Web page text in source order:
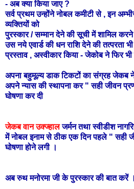
- अब क्या किया जाए ?
सर्व प्रथम उन्होंने नोबल कमीटी से , इन
व्यक्तियों को
पुरस्कार / सम्मान देने की सूची में शामिल करने
उस नये एवार्ड की धन राशि देने की तत्परता
प्रस्ताव , अस्वीकार किया - जेकोब ने फिर भी
अपना बहुमूल्य डाक टिकटों का संग्रह जेकब
अपने न्यास की स्थापना कर " सही जीवन
घोषणा कर दी
जेकब वान उक्ज्हालजर्मन तथा स्वीडीश
में नोबल इनाम से ठीक एक दिन पहले " सही
घोषणा होने लगी ।
अब रुथ मनोरमा जी के पुरस्कार की बात करें ।